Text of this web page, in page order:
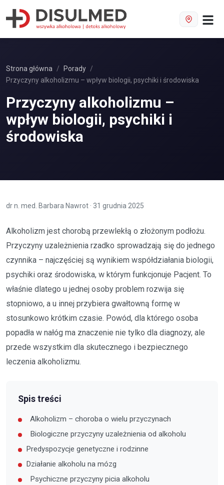
Strona główna
Porady
Przyczyny alkoholizmu – wpływ biologii, psychiki i środowiska
Przyczyny alkoholizmu –
wpływ biologii, psychiki i
środowiska
dr n. med. Barbara Nawrot · 31 grudnia 2025
Alkoholizm jest chorobą przewlekłą o złożonym podłożu.
Przyczyny uzależnienia rzadko sprowadzają się do jednego
czynnika – najczęściej są wynikiem współdziałania biologii,
psychiki oraz środowiska, w którym funkcjonuje Pacjent. To
właśnie dlatego u jednej osoby problem rozwija się
stopniowo, a u innej przybiera gwałtowną formę w
stosunkowo krótkim czasie. Powód, dla którego osoba
popadła w nałóg ma znaczenie nie tylko dla diagnozy, ale
przede wszystkim dla skutecznego i bezpiecznego
leczenia alkoholizmu.
Spis treści
Alkoholizm – choroba o wielu przyczynach
Biologiczne przyczyny uzależnienia od alkoholu
Predyspozycje genetyczne i rodzinne
Działanie alkoholu na mózg
Psychiczne przyczyny picia alkoholu